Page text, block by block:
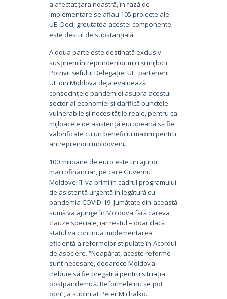
a afectat țara noastră, în fază de
implementare se aflau 105 proiecte ale
UE. Deci, greutatea acestei componente
este destul de substanțială.
A doua parte este destinată exclusiv
susținerii întreprinderilor mici și mijlocii.
Potrivit șefului Delegației UE, partenerii
UE din Moldova deja evaluează
consecințele pandemiei asupra acestui
sector al economiei și clarifică punctele
vulnerabile și necesitățile reale, pentru ca
mijloacele de asistență europeană să fie
valorificate cu un beneficiu maxim pentru
antreprenorii moldoveni.
100 milioane de euro este un ajutor
macrofinanciar, pe care Guvernul
Moldovei îl va primi în cadrul programului
de asistență urgentă în legătură cu
pandemia COVID-19. Jumătate din această
sumă va ajunge în Moldova fără careva
clauze speciale, iar restul – doar dacă
statul va continua implementarea
eficientă a reformelor stipulate în Acordul
de asociere. “Neapărat, aceste reforme
sunt necesare, deoarece Moldova
trebuie să fie pregătită pentru situația
postpandemică. Reformele nu se pot
opri”, a subliniat Peter Michalko.